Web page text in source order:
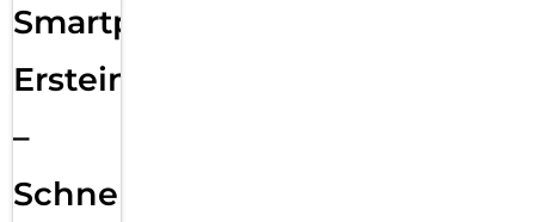
Smartphone
Ersteinrichtung
–
Schnelle